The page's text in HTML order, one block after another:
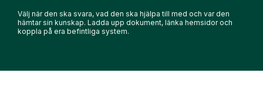
Välj när den ska svara, vad den ska hjälpa till med och var den
hämtar sin kunskap. Ladda upp dokument, länka hemsidor och
koppla på era befintliga system.